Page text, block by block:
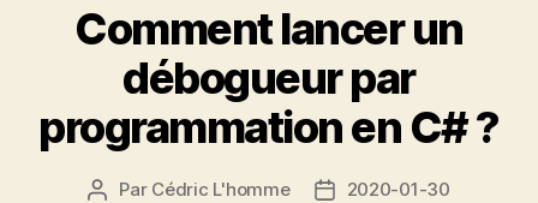
Comment lancer un
débogueur par
programmation en C# ?
Auteur
Par Cédric L'homme
Date2020-01-30